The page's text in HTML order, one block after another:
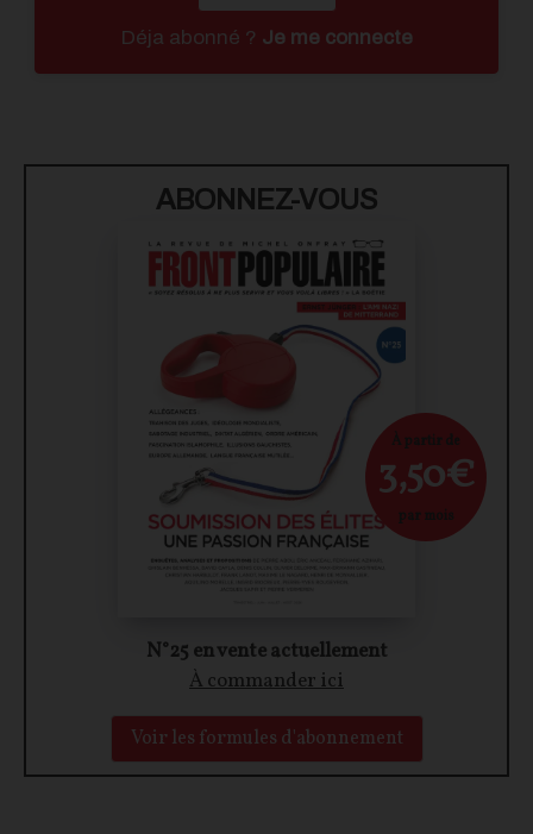
Déja abonné ? Je me connecte
ABONNEZ-VOUS
N°25 en vente actuellement
À commander ici
Voir les formules d'abonnement
À partir de
3,50€
par mois